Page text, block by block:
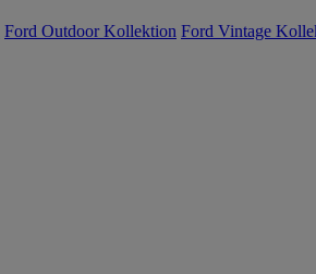
Ford Outdoor Kollektion Ford Vintage